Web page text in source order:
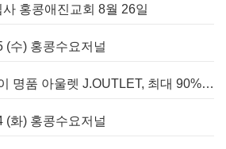
홍콩애진교회 8월 26일
(수) 홍콩수요저널
[세일정보] 침사추이 명품 아울렛 J.OUTLET, 최대 90% 빅 세일 진행
(화) 홍콩수요저널